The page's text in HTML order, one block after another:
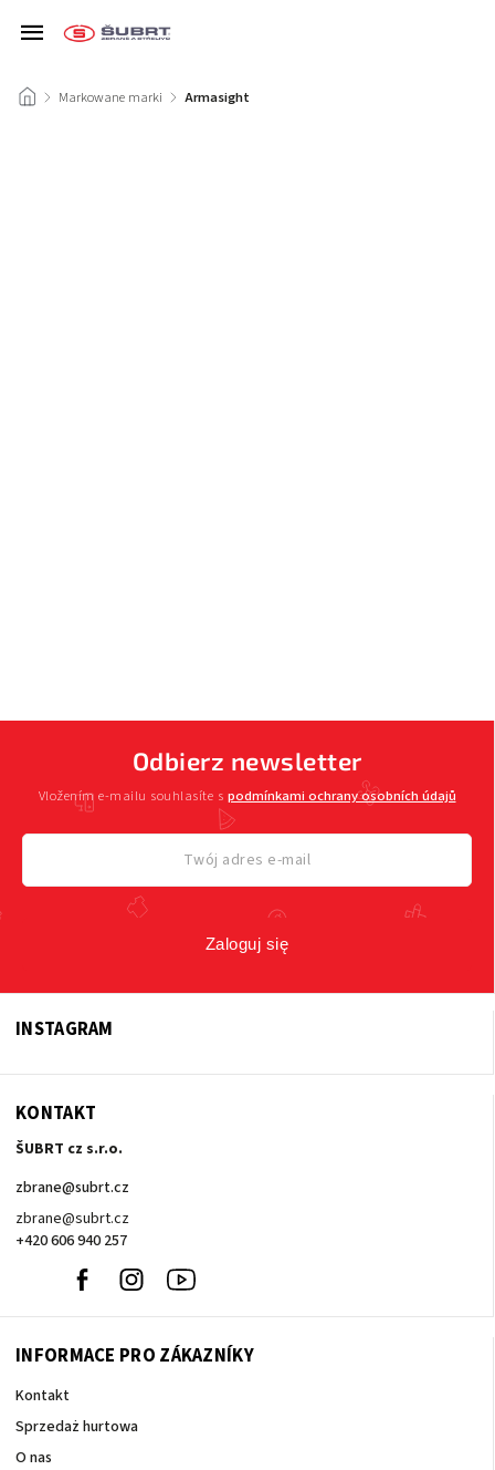
/ Markowane marki / Armasight
Odbierz newsletter
Vložením e-mailu souhlasíte s podmínkami ochrany osobních údajů
Zaloguj się
INSTAGRAM
KONTAKT
ŠUBRT cz s.r.o.
zbrane@subrt.cz
zbrane@subrt.cz
+420 606 940 257
+420
940
Facebook Instagram
INFORMACE PRO ZÁKAZNÍKY
Kontakt
Sprzedaż hurtowa
O nas